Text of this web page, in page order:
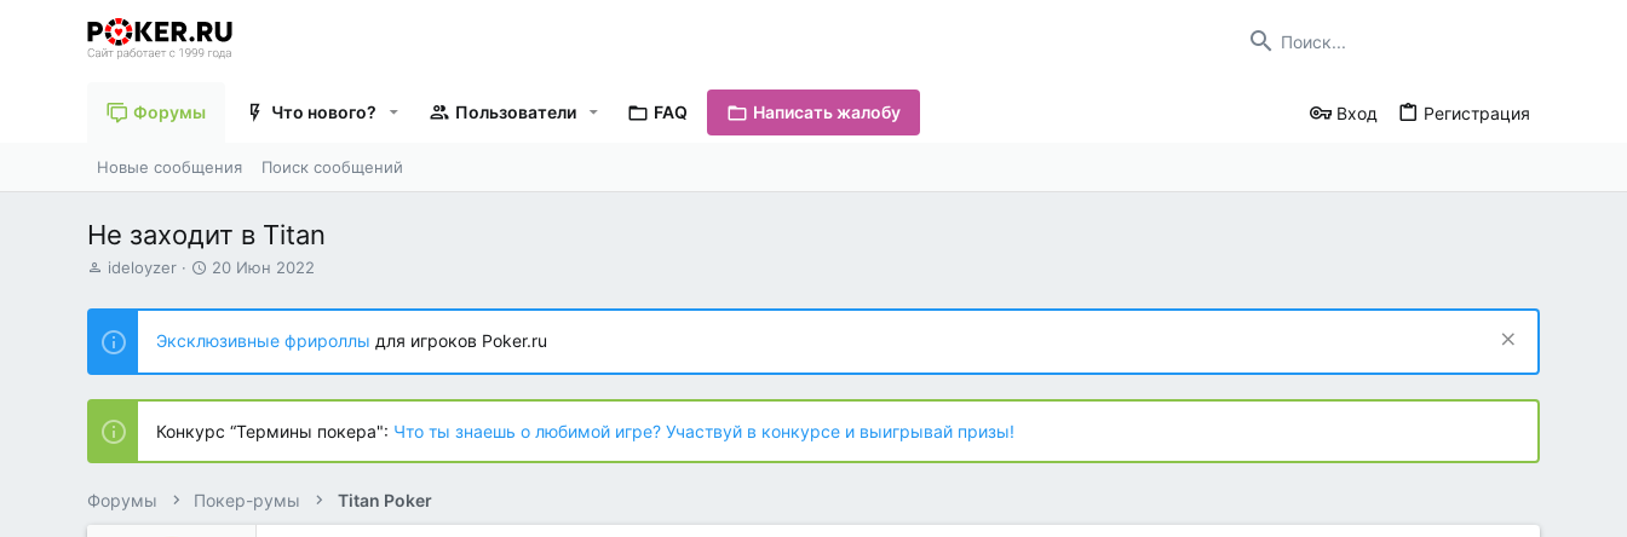
Форумы Что нового? Пользователи FAQ Написать жалобу Вход Регистрация
Новые сообщения Поиск сообщений
Не заходит в Titan
А
т
о
р
т
е
м
ы
ideloyzer
Д
т
н
а
ч
л
а
20 Июн 2022
Эксклюзивные фрироллы для игроков Poker.ru
Конкурс “Термины покера": Что ты знаешь о любимой игре? Участвуй в конкурсе и выигрывай призы!
Форумы Покер-румы Titan Poker